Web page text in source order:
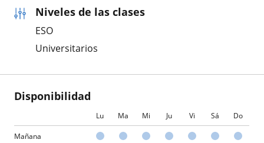
Niveles de las clases
ESO
Universitarios
Disponibilidad
Lu Ma Mi Ju Vi Sá Do
Mañana